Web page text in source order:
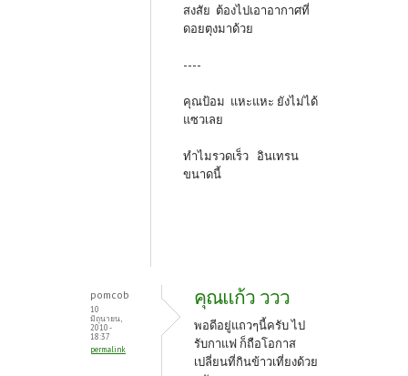
สงสัย ต้องไปเอาอากาศที่
ดอยตุงมาด้วย
----
คุณป้อม แหะแหะ ยังไม่ได้
แซวเลย
ทำไมรวดเร็ว อินเทรน
ขนาดนี้
pomcob
10
มิถุนายน,
2010 -
18:37
permalink
คุณแก้ว ววว
พอดีอยู่แถวๆนี้ครับ ไป
รับกาแฟ ก็ถือโอกาส
เปลี่ยนที่กินข้าวเที่ยงด้วย